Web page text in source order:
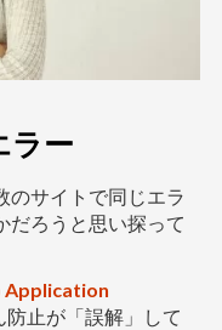
ラー
のサイトで同じエラ
だろうと思い探って
Application
止が「誤解」して